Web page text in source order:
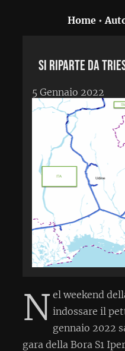
Home•
Si riparte da
5 Gennaio 2022
N el weekend
indossare il
gennaio 2022
gara della Bora S1